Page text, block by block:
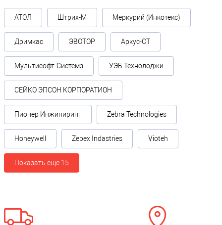
АТОЛ Штрих-М Меркурий (Инкотекс)
Дримкас ЭВОТОР Аркус-СТ
Мультисофт-Системз УЭБ Технолоджи
СЕЙКО ЭПСОН КОРПОРАТИОН
Пионер Инжиниринг Zebra Technologies
Honeywell Zebex Indastries Vioteh
Показать ещё 15